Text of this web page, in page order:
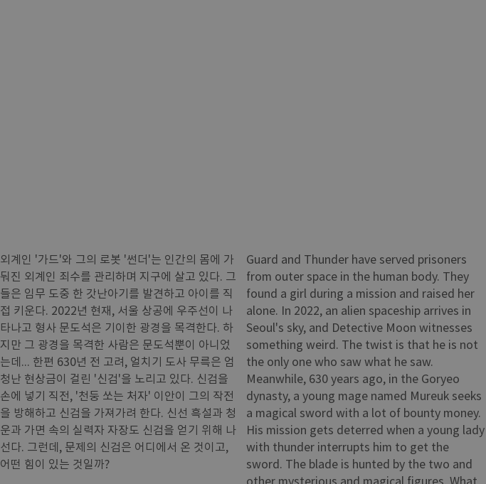
외계인 '가드'와 그의 로봇 '썬더'는 인간의 몸에 가
둬진 외계인 죄수를 관리하며 지구에 살고 있다. 그
들은 임무 도중 한 갓난아기를 발견하고 아이를 직
접 키운다. 2022년 현재, 서울 상공에 우주선이 나
타나고 형사 문도석은 기이한 광경을 목격한다. 하
지만 그 광경을 목격한 사람은 문도석뿐이 아니었
는데... 한편 630년 전 고려, 얼치기 도사 무륵은 엄
청난 현상금이 걸린 '신검'을 노리고 있다. 신검을
손에 넣기 직전, '천둥 쏘는 처자' 이안이 그의 작전
을 방해하고 신검을 가져가려 한다. 신선 흑설과 청
운과 가면 속의 실력자 자장도 신검을 얻기 위해 나
선다. 그런데, 문제의 신검은 어디에서 온 것이고,
어떤 힘이 있는 것일까?
Guard and Thunder have served prisoners
from outer space in the human body. They
found a girl during a mission and raised her
alone. In 2022, an alien spaceship arrives in
Seoul's sky, and Detective Moon witnesses
something weird. The twist is that he is not
the only one who saw what he saw.
Meanwhile, 630 years ago, in the Goryeo
dynasty, a young mage named Mureuk seeks
a magical sword with a lot of bounty money.
His mission gets deterred when a young lady
with thunder interrupts him to get the
sword. The blade is hunted by the two and
other mysterious and magical figures. What